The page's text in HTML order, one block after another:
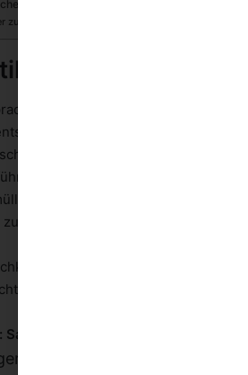
See
überhaupt?
eine Gruppe von Materialien
durch eine als
Rohstoffen, hauptsächlich aus
zwangsläufig zu Problemen bei
verursacht ernsthafte
reduzieren.
wie du dazu beitragen
zu sein:
Sie nein zum Einweggebrauch
Abfall und der Ressourcen-